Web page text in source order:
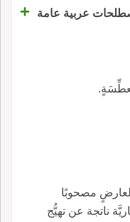
عربية عامة +
لعارضٍ مصحوبًا
ناتجة عن تهيُّج